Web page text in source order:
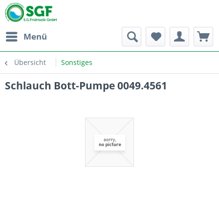
Menü
Übersicht Sonstiges
Schlauch Bott-Pumpe 0049.4561